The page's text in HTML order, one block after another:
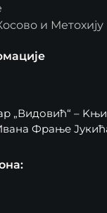
и Метохију
„Видовић“ –
Фрање